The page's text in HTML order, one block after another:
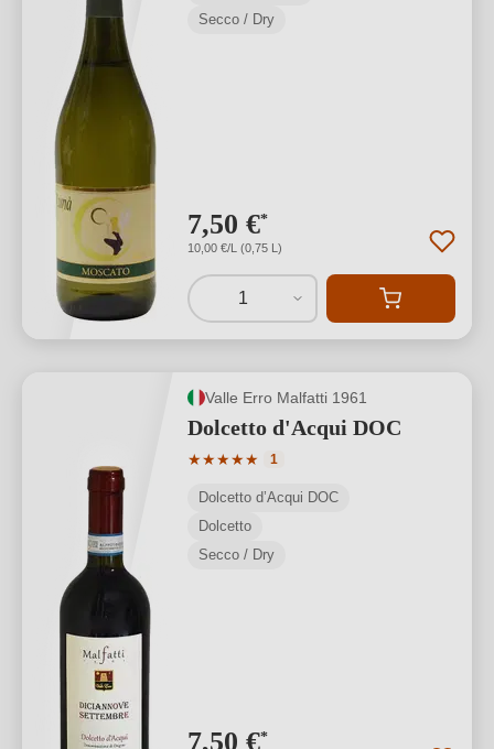
Secco / Dry
7,50 €*
10,00 €/L (0,75 L)
1
Valle Erro Malfatti 1961
Dolcetto d'Acqui DOC
★★★★★
Valutazione media di 5 su 5 stelle
1
Dolcetto d’Acqui DOC
Dolcetto
Secco / Dry
7,50 €*